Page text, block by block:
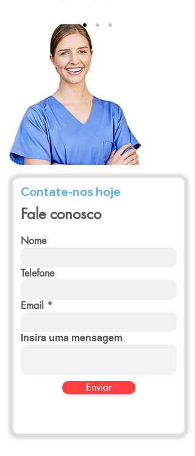
Contate-nos hoje
Fale conosco
Nome
Telefone
Email
Insira uma mensagem
Enviar